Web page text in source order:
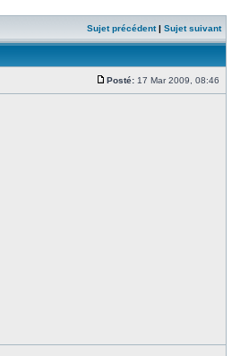
Sujet précédent| Sujet suivant
Posté: 17 Mar 2009, 08:46